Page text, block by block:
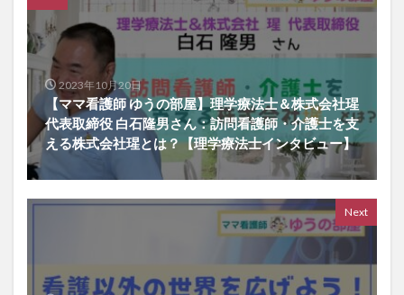
2023年10月20日
【ママ看護師 ゆうの部屋】理学療法士＆株式会社瑆
代表取締役 白石隆男さん：訪問看護師・介護士を支
える株式会社瑆とは？【理学療法士インタビュー】
Next